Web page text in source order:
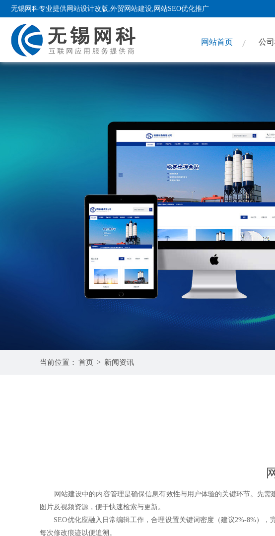
无锡网科专业提供网站设计改版,外贸网站建设,网站SEO优化推广
网站首页 公
当前位置： 首页 > 新闻资讯
网站建设中的内容管理是确保信息有效性与用户体验的关键环节。先需
图片及视频资源，便于快速检索与更新。
SEO优化应融入日常编辑工作，合理设置关键词密度（建议2%-8%），
每次修改痕迹以便追溯。